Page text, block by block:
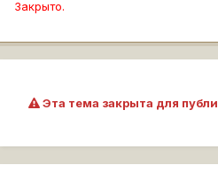
Закрыто.
Эта тема закрыта для